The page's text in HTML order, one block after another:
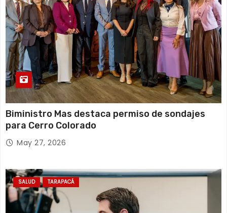
s
Biministro Mas destaca permiso de sondajes
para Cerro Colorado
May 27, 2026
SALUD TARAPACÁ